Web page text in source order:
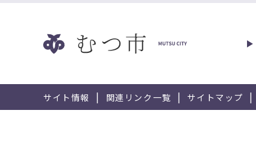
サイト情報 関連リンク一覧 サイトマップ